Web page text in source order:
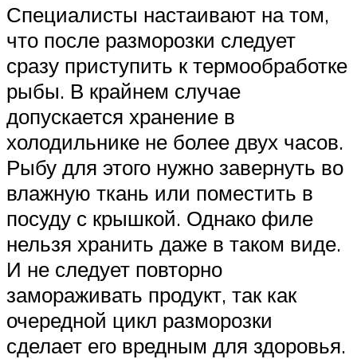
Специалисты настаивают на том,
что после разморозки следует
сразу приступить к термообработке
рыбы. В крайнем случае
допускается хранение в
холодильнике не более двух часов.
Рыбу для этого нужно завернуть во
влажную ткань или поместить в
посуду с крышкой. Однако филе
нельзя хранить даже в таком виде.
И не следует повторно
замораживать продукт, так как
очередной цикл разморозки
сделает его вредным для здоровья.